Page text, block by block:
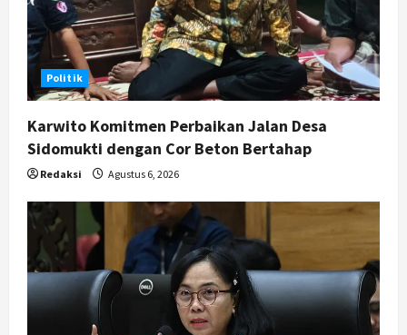
Politik
Karwito Komitmen Perbaikan Jalan Desa
Sidomukti dengan Cor Beton Bertahap
Redaksi Agustus 6, 2026